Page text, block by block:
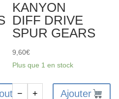
KANYON
DIFF DRIVE
SPUR GEARS
9,60€
Plus que 1 en stock
− + Ajouter